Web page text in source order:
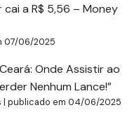
cai a R$ 5,56 – Money
07/06/2025
Onde Assistir ao
Nenhum Lance!”
|publicado em 04/06/2025